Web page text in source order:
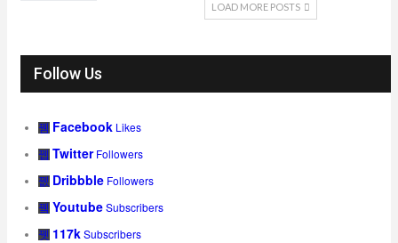
LOAD MORE POSTS
Follow Us
Facebook Likes
Twitter Followers
Dribbble Followers
YoutubeSubscribers
117kSubscribers